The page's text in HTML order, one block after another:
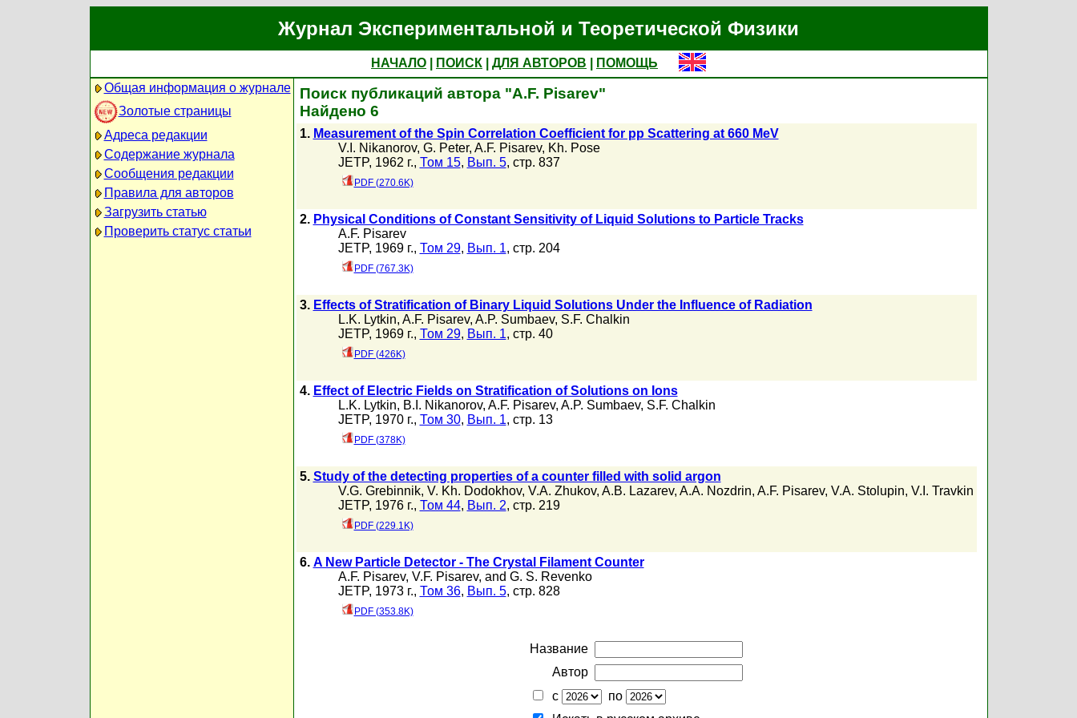
Журнал Экспериментальной и Теоретической Физики
НАЧАЛО ПОИСК ДЛЯ АВТОРОВ
ПОМОЩЬ
Общая информация о журнале
Золотые страницы
Адреса редакции
Содержание журнала
Сообщения редакции
Правила для авторов
Загрузить статью
Проверить статус статьи
Поиск публикаций автора "A.F. Pisarev"
Найдено 6
1. Measurement of the Spin Correlation Coefficient for pp Scattering at 660 MeV
V.I. Nikanorov, G. Peter, A.F. Pisarev, Kh. Pose
JETP, 1962 г., Том 15, Вып. 5, стр. 837
PDF (270.6K)
2. Physical Conditions of Constant Sensitivity of Liquid Solutions to Particle Tracks
A.F. Pisarev
JETP, 1969 г., Том 29, Вып. 1, стр. 204
PDF (767.3K)
3. Effects of Stratification of Binary Liquid Solutions Under the Influence of Radiation
L.K. Lytkin, A.F. Pisarev, A.P. Sumbaev, S.F. Chalkin
JETP, 1969 г., Том 29, Вып. 1, стр. 40
PDF (426K)
4. Effect of Electric Fields on Stratification of Solutions on Ions
L.K. Lytkin, B.I. Nikanorov, A.F. Pisarev, A.P. Sumbaev, S.F. Chalkin
JETP, 1970 г., Том 30, Вып. 1, стр. 13
PDF (378K)
5. Study of the detecting properties of a counter filled with solid argon
V.G. Grebinnik, V. Kh. Dodokhov, V.A. Zhukov, A.B. Lazarev, A.A. Nozdrin, A.F. Pisarev, V.A. Stolupin, V.I. Travkin
JETP, 1976 г., Том 44, Вып. 2, стр. 219
PDF (229.1K)
6. A New Particle Detector - The Crystal Filament Counter
A.F. Pisarev, V.F. Pisarev, and G. S. Revenko
JETP, 1973 г., Том 36, Вып. 5, стр. 828
PDF (353.8K)
Название
Автор
с
по